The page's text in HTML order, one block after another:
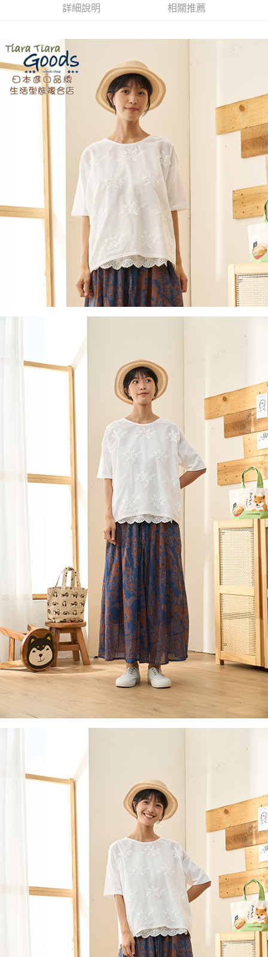
相關說明
【關於「AFTEE先享後付」】
AFTEE先享後付是「在收到商品之後才付款」的支付方式。 讓您購物簡單
便利好安心！
１．簡單：不需註冊會員、不需綁卡、不需儲值。
２．便利：只要手機號碼，簡訊認證，即可結帳。
３．安心：先確認商品／服務後，再付款。
【「AFTEE先享後付」結帳流程】
１．於結帳方式選擇「AFTEE先享後付」後，將跳轉至「AFTEE先享後付」
結帳頁面，進行簡訊認證並確認金額後，即可完成結帳。
２．訂單成立數日內，您將收到繳費通知簡訊。
３．收到繳費通知簡訊後14天內，點擊此簡訊中的連結，可透過四大超商／
ATM／網路銀行／等多元方式進行付款，方視為交易完成。
※ 請注意：結帳手續完成當下不需立刻繳費，但若您需要取消訂單，請聯絡
購買商品的店家。未經商家同意取消之訂單仍視為有效，需透過AFTEE先享
後付繳納相關費用。
※ 交易是否成功請以「AFTEE先享後付 」之結帳頁面顯示為準，若有關於
是否繳費成功／繳費後需取消欲退款等相關疑問，請聯繫「AFTEE先享後付
客戶支援中心」
https://netprotections.freshdesk.com/support/home
【注意事項】
１．透過由恩沛科技股份有限公司提供之「AFTEE先享後付」服務完成之交
易，需依本服務之必要範圍內提供個人資料，並將交易相關給付款項請求債
權轉讓予恩沛科技股份有限公司。
任。
４．使用「AFTEE先享後付」時，將依據個別帳號之用戶狀況，依本公司即
時審查核予不同之上限額度；若仍有額度不足之情形，本公司將視審查結果
５．嚴禁一人註冊多個帳號或使用他人資訊註冊。若發現惡意使用之情形，
恩沛科技股份有限公司將有權停止該用戶之使用額度並採取法律行動。
ATM付款
每筆NT$60，滿NT$1,800(含以上)免運費
每筆NT$60，滿NT$1,800(含以上)免運費
7-11取貨付款
每筆NT$60，滿NT$2,000(含以上)免運費
付款後7-11取貨
每筆NT$60，滿NT$2,000(含以上)免運費
黑貓宅急便(包裹尺寸60cm以下)
每筆NT$100，滿NT$2,000(含以上)免運費
詳細說明 相關推薦